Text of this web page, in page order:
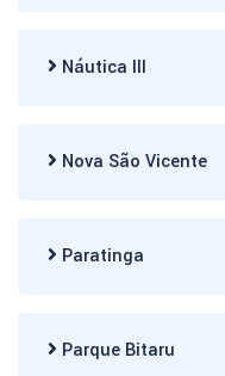
Náutica III
Nova São Vicente
Paratinga
Parque Bitaru